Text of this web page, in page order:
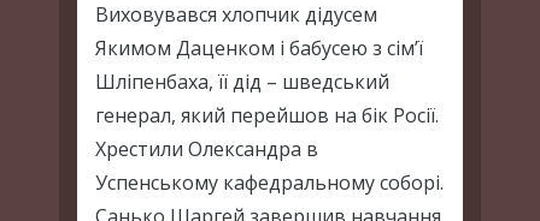
Виховувався хлопчик дідусем
Якимом Даценком і бабусею з сім’ї
Шліпенбаха, її дід – шведський
генерал, який перейшов на бік Росії.
Хрестили Олександра в
Успенському кафедральному соборі.